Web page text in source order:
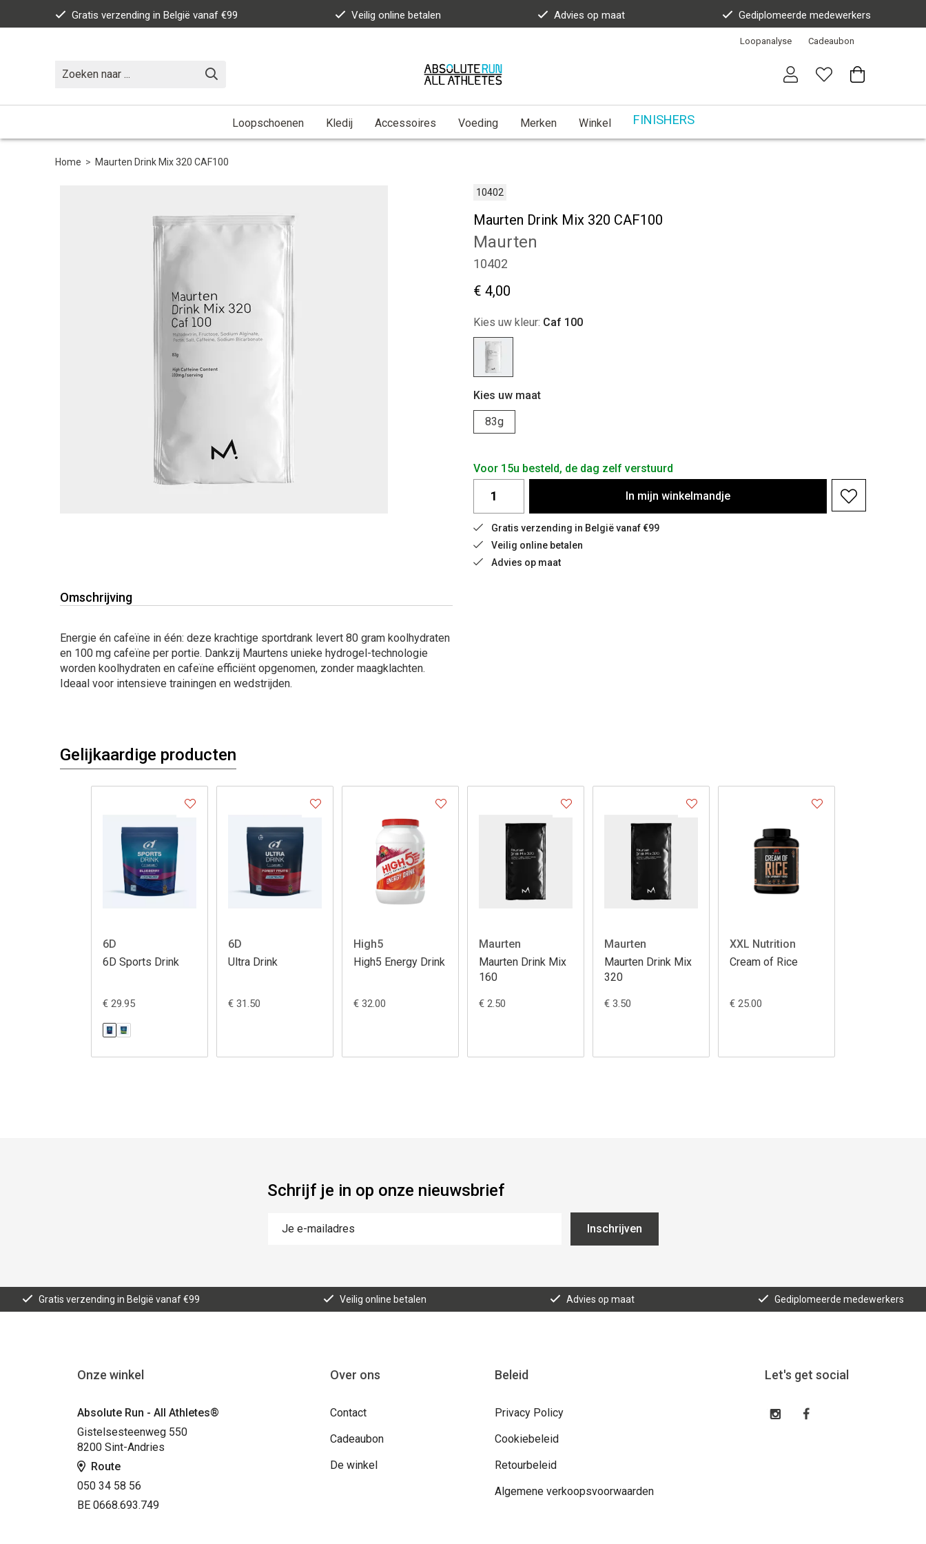
Gratis verzending in België vanaf €99 Veilig online betalen Advies op maat Gediplomeerde medewerkers
Loopanalyse Cadeaubon
Loopschoenen Kledij Accessoires Voeding Merken Winkel FINISHERS
Home > Maurten Drink Mix 320 CAF100
10402
Maurten Drink Mix 320 CAF100
Maurten
10402
€ 4,00
Kies uw kleur: Caf 100
Kies uw maat
83g
Voor 15u besteld, de dag zelf verstuurd
In mijn winkelmandje
Gratis verzending in België vanaf €99
Veilig online betalen
Advies op maat
Omschrijving
Energie én cafeïne in één: deze krachtige sportdrank levert 80 gram koolhydraten
en 100 mg cafeïne per portie. Dankzij Maurtens unieke hydrogel-technologie
worden koolhydraten en cafeïne efficiënt opgenomen, zonder maagklachten.
Ideaal voor intensieve trainingen en wedstrijden.
Gelijkaardige producten
6D
6D Sports Drink
€ 29.95
6D
Ultra Drink
€ 31.50
High5
High5 Energy Drink
€ 32.00
Maurten
Maurten Drink Mix
160
€ 2.50
Maurten
Maurten Drink Mix
320
€ 3.50
XXL Nutrition
Cream of Rice
€ 25.00
Schrijf je in op onze nieuwsbrief
Inschrijven
Gratis verzending in België vanaf €99 Veilig online betalen Advies op maat Gediplomeerde medewerkers
Onze winkel
Absolute Run - All Athletes®
Gistelsesteenweg 550
8200 Sint-Andries
Route
050 34 58 56
BE 0668.693.749
Over ons
Contact
Cadeaubon
De winkel
Beleid
Privacy Policy
Cookiebeleid
Retourbeleid
Algemene verkoopsvoorwaarden
Let's get social